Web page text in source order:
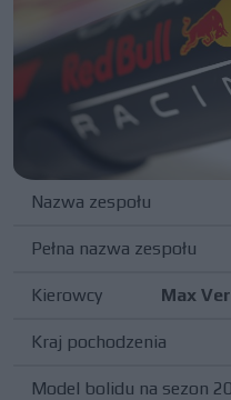
Nazwa zespołu
Pełna nazwa zespołu
Kierowcy Max
Kraj pochodzenia
Model bolidu na sezon